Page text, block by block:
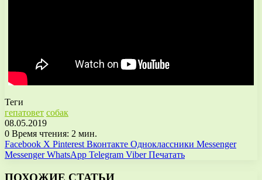
Теги
гепатовет собак
08.05.2019
0 Время чтения: 2 мин.
Facebook X Pinterest Вконтакте Одноклассники Messenger
Messenger WhatsApp Telegram Viber Печатать
ПОХОЖИЕ СТАТЬИ